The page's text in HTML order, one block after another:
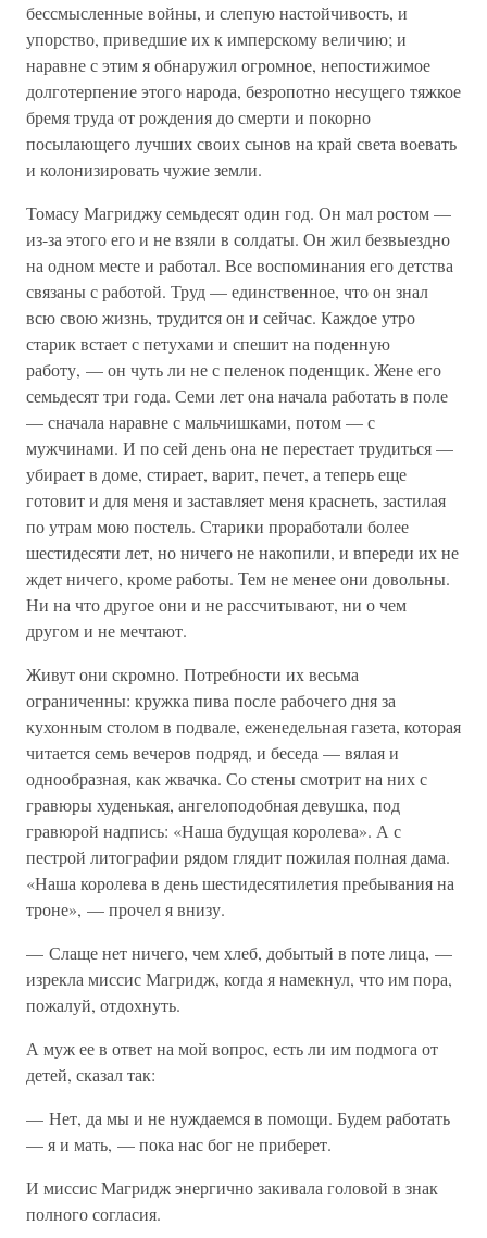
бессмысленные войны, и слепую настойчивость, и
упорство, приведшие их к имперскому величию; и
наравне с этим я обнаружил огромное, непостижимое
долготерпение этого народа, безропотно несущего тяжкое
бремя труда от рождения до смерти и покорно
посылающего лучших своих сынов на край света воевать
и колонизировать чужие земли.
Томасу Магриджу семьдесят один год. Он мал ростом —
из-за этого его и не взяли в солдаты. Он жил безвыездно
на одном месте и работал. Все воспоминания его детства
связаны с работой. Труд — единственное, что он знал
всю свою жизнь, трудится он и сейчас. Каждое утро
старик встает с петухами и спешит на поденную
работу, — он чуть ли не с пеленок поденщик. Жене его
семьдесят три года. Семи лет она начала работать в поле
— сначала наравне с мальчишками, потом — с
мужчинами. И по сей день она не перестает трудиться —
убирает в доме, стирает, варит, печет, а теперь еще
готовит и для меня и заставляет меня краснеть, застилая
по утрам мою постель. Старики проработали более
шестидесяти лет, но ничего не накопили, и впереди их не
ждет ничего, кроме работы. Тем не менее они довольны.
Ни на что другое они и не рассчитывают, ни о чем
другом и не мечтают.
Живут они скромно. Потребности их весьма
ограниченны: кружка пива после рабочего дня за
кухонным столом в подвале, еженедельная газета, которая
читается семь вечеров подряд, и беседа — вялая и
однообразная, как жвачка. Со стены смотрит на них с
гравюры худенькая, ангелоподобная девушка, под
гравюрой надпись: «Наша будущая королева». А с
пестрой литографии рядом глядит пожилая полная дама.
«Наша королева в день шестидесятилетия пребывания на
троне», — прочел я внизу.
— Слаще нет ничего, чем хлеб, добытый в поте лица, —
изрекла миссис Магридж, когда я намекнул, что им пора,
пожалуй, отдохнуть.
А муж ее в ответ на мой вопрос, есть ли им подмога от
детей, сказал так:
— Нет, да мы и не нуждаемся в помощи. Будем работать
— я и мать, — пока нас бог не приберет.
И миссис Магридж энергично закивала головой в знак
полного согласия.